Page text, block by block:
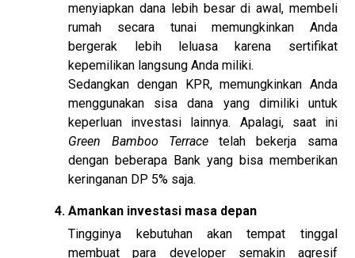
menyiapkan dana lebih besar di awal, membeli
rumah secara tunai memungkinkan Anda
bergerak lebih leluasa karena sertifikat
kepemilikan langsung Anda miliki.
Sedangkan dengan KPR, memungkinkan Anda
menggunakan sisa dana yang dimiliki untuk
keperluan investasi lainnya. Apalagi, saat ini
Green Bamboo Terracetelah bekerja sama
dengan beberapa Bank yang bisa memberikan
keringanan DP 5% saja.
Amankan investasi masa depan
Tingginya kebutuhan akan tempat tinggal
membuat para developer semakin agresif